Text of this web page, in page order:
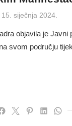
Posted
15. siječnja 2024.
objavila je Javni
svom području